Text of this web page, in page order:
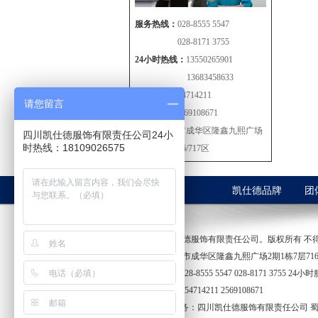
服务热线： 028-8555 5547
028-8171 3755
24小时热线： 13550265901
13683458633
254714211
2569108671
地址：成都市成华区隆鑫九熙广场
2期1栋7层716/717区
凯仕德品牌 团
2017 四川凯仕德服饰有限责任公司。版权所有 不
公司地址:成都市成华区隆鑫九熙广场2期1栋7层
客户服务热线028-8555 5547 028-8171 3755 24小
在线QQ服务 :254714211 2569108671
技术支持与服务：四川凯仕德服饰有限责任公司
请您留言
四川凯仕德服饰有限责任公司24小
时热线：18109026575